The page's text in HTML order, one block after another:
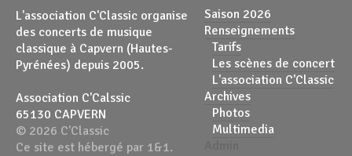
L'association C'Classic organise
des concerts de musique
classique à Capvern (Hautes-
Pyrénées) depuis 2005.
Association C'Calssic
65130 CAPVERN
© 2026 C'Classic
Ce site est hébergé par 1&1.
Saison 2026
Renseignements
Tarifs
Les scènes de concert
L'association C'Classic
Archives
Photos
Multimedia